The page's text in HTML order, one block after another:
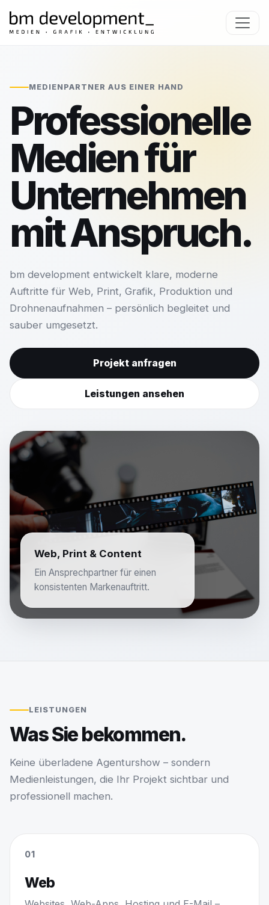
MEDIENPARTNER AUS EINER HAND
Professionelle
Medien für
Unternehmen
mit Anspruch.
bm development entwickelt klare, moderne
Auftritte für Web, Print, Grafik, Produktion und
Drohnenaufnahmen – persönlich begleitet und
sauber umgesetzt.
Projekt anfragen
Leistungen ansehen
Web, Print & Content
Ein Ansprechpartner für einen
konsistenten Markenauftritt.
LEISTUNGEN
Was Sie bekommen.
Keine überladene Agenturshow – sondern
Medienleistungen, die Ihr Projekt sichtbar und
professionell machen.
01
Web